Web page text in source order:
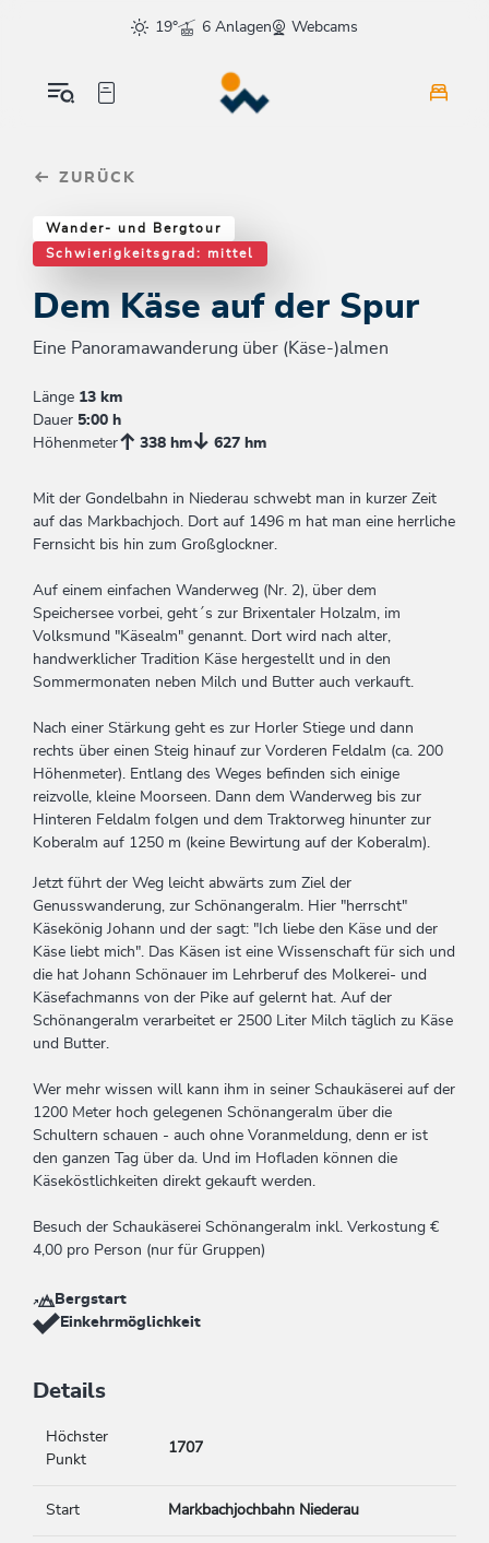
sr.skip-to.main-content
sr.skip-to.table-of-contents
sr.skip-to.main-navigation
19°
6 Anlagen Webcams
ZURÜCK
Wander- und Bergtour
Schwierigkeitsgrad: mittel
Dem Käse auf der Spur
Eine Panoramawanderung über (Käse-)almen
Länge 13 km
Dauer 5:00 h
Höhenmeter
338 hm 627 hm
Mit der Gondelbahn in Niederau schwebt man in kurzer Zeit
auf das Markbachjoch. Dort auf 1496 m hat man eine herrliche
Fernsicht bis hin zum Großglockner.
Auf einem einfachen Wanderweg (Nr. 2), über dem
Speichersee vorbei, geht´s zur Brixentaler Holzalm, im
Volksmund "Käsealm" genannt. Dort wird nach alter,
handwerklicher Tradition Käse hergestellt und in den
Sommermonaten neben Milch und Butter auch verkauft.
Nach einer Stärkung geht es zur Horler Stiege und dann
rechts über einen Steig hinauf zur Vorderen Feldalm (ca. 200
Höhenmeter). Entlang des Weges befinden sich einige
reizvolle, kleine Moorseen. Dann dem Wanderweg bis zur
Hinteren Feldalm folgen und dem Traktorweg hinunter zur
Koberalm auf 1250 m (keine Bewirtung auf der Koberalm).
Jetzt führt der Weg leicht abwärts zum Ziel der
Genusswanderung, zur Schönangeralm. Hier "herrscht"
Käsekönig Johann und der sagt: "Ich liebe den Käse und der
Käse liebt mich". Das Käsen ist eine Wissenschaft für sich und
die hat Johann Schönauer im Lehrberuf des Molkerei- und
Käsefachmanns von der Pike auf gelernt hat. Auf der
Schönangeralm verarbeitet er 2500 Liter Milch täglich zu Käse
und Butter.
Wer mehr wissen will kann ihm in seiner Schaukäserei auf der
1200 Meter hoch gelegenen Schönangeralm über die
Schultern schauen - auch ohne Voranmeldung, denn er ist
den ganzen Tag über da. Und im Hofladen können die
Käseköstlichkeiten direkt gekauft werden.
Besuch der Schaukäserei Schönangeralm inkl. Verkostung €
4,00 pro Person (nur für Gruppen)
Bergstart
Einkehrmöglichkeit
Details
Höchster
Punkt
1707
Start Markbachjochbahn Niederau